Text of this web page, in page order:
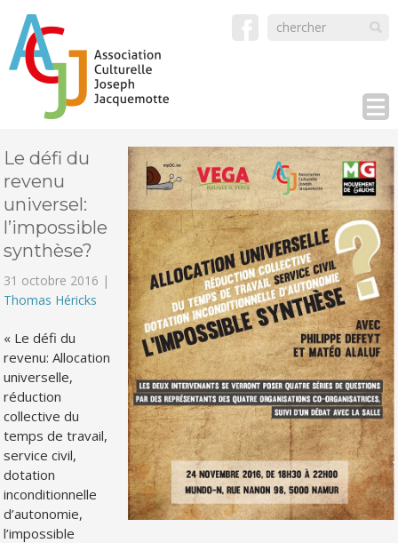
Le défi du
revenu
universel:
l’impossible
synthèse?
31 octobre 2016 |
Thomas Héricks
« Le défi du
revenu: Allocation
universelle,
réduction
collective du
temps de travail,
service civil,
dotation
inconditionnelle
d’autonomie,
l’impossible